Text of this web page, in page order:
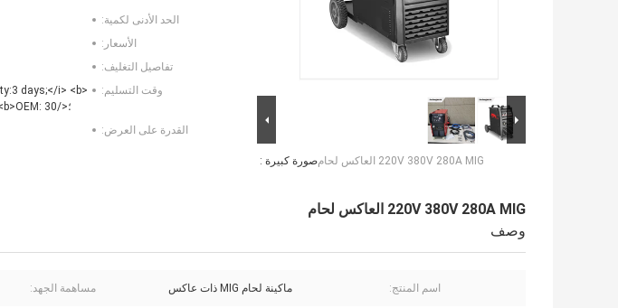
صورة كبيرة : 220V 380V 280A MIG العاكس لحام
الحد الأدنى لكمية:
الأسعار:
تفاصيل التغليف:
وقت التسليم:
؛</b> <i>OEM:30days</i> <b>OEM: 30 يومًا</b>
القدرة على العرض:
220V 380V 280A MIG العاكس لحام
وصف
اسم المنتج: ماكينة لحام MIG ذات عاكس مساهمة الجهد: